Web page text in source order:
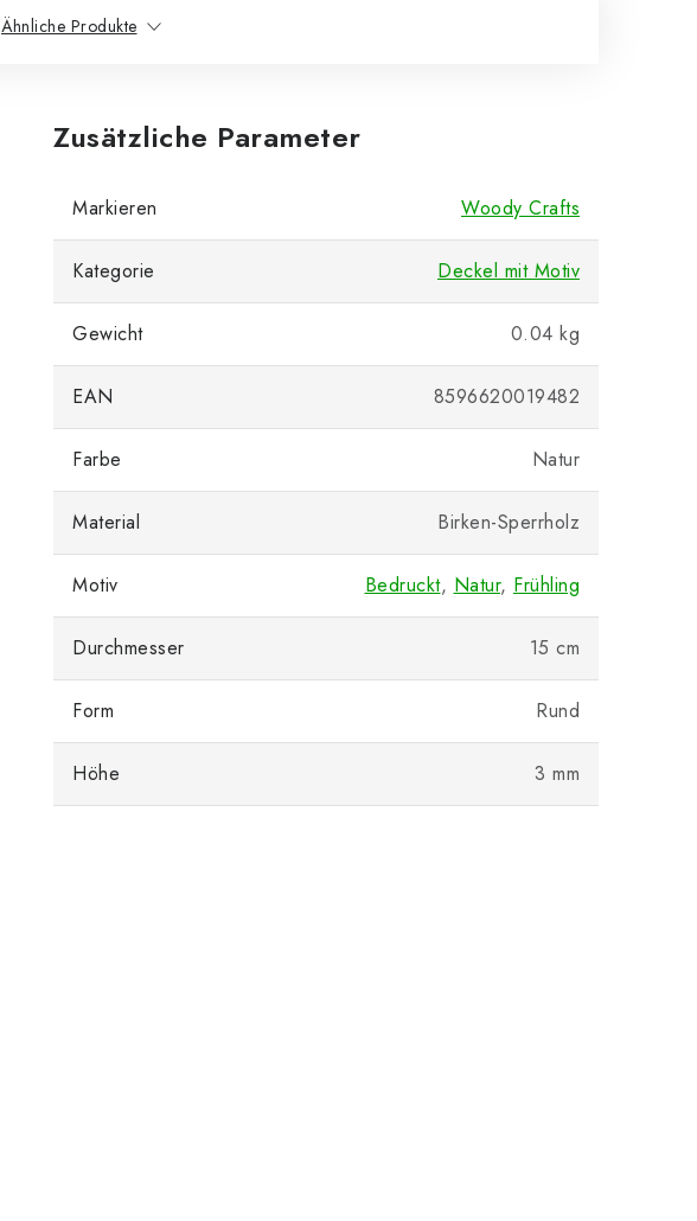
Ähnliche Produkte
Zusätzliche Parameter
Markieren Woody Crafts
Kategorie Deckel mit Motiv
Gewicht 0.04 kg
EAN 8596620019482
Farbe Natur
Material Birken-Sperrholz
Motiv Bedruckt, Natur, Frühling
Durchmesser 15 cm
Form Rund
Höhe 3 mm